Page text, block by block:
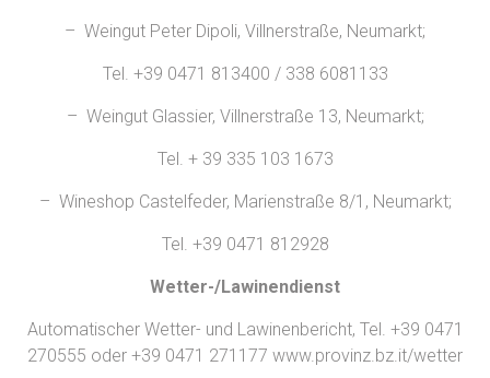
– Weingut Peter Dipoli, Villnerstraße, Neumarkt;
Tel. +39 0471 813400 / 338 6081133
– Weingut Glassier, Villnerstraße 13, Neumarkt;
Tel. + 39 335 103 1673
– Wineshop Castelfeder, Marienstraße 8/1, Neumarkt;
Tel. +39 0471 812928
Wetter-/Lawinendienst
Automatischer Wetter- und Lawinenbericht, Tel. +39 0471
270555 oder +39 0471 271177 www.provinz.bz.it/wetter